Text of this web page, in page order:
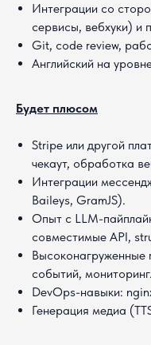
Интеграции со
сервисы, вебхуки) и
Git, code review,
Английский на
Будет плюсом
Stripe или другой
чекаут, обработка
Интеграции
Baileys, GramJS).
Опыт с LLM-
совместимые API,
событий, мониторинг.
DevOps-навыки:
Генерация медиа